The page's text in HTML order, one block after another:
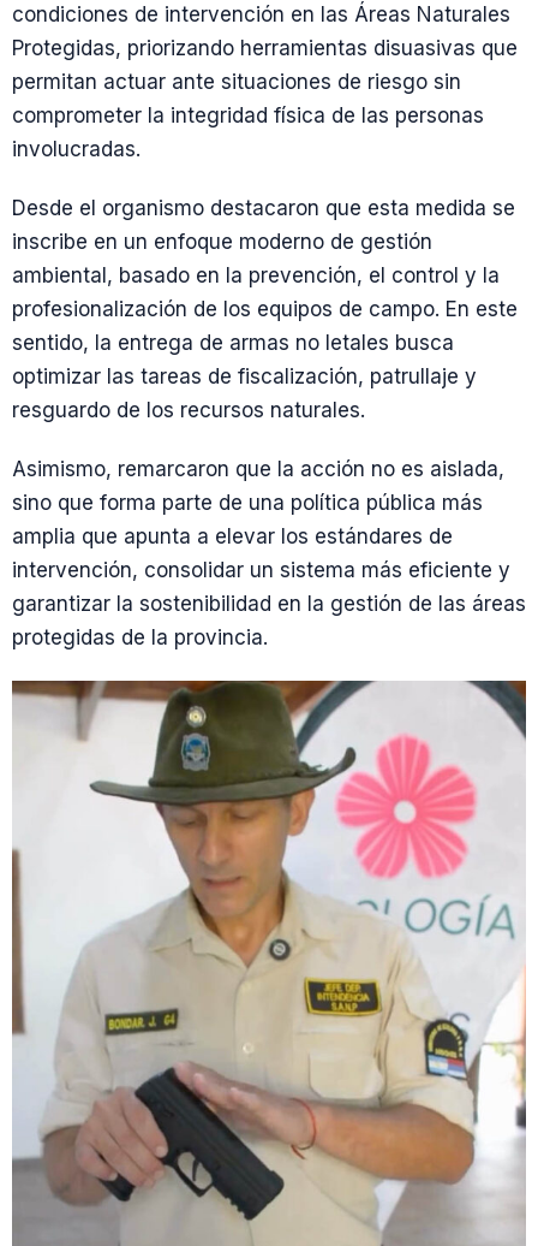
condiciones de intervención en las Áreas Naturales
Protegidas, priorizando herramientas disuasivas que
permitan actuar ante situaciones de riesgo sin
comprometer la integridad física de las personas
involucradas.
Desde el organismo destacaron que esta medida se
inscribe en un enfoque moderno de gestión
ambiental, basado en la prevención, el control y la
profesionalización de los equipos de campo. En este
sentido, la entrega de armas no letales busca
optimizar las tareas de fiscalización, patrullaje y
resguardo de los recursos naturales.
Asimismo, remarcaron que la acción no es aislada,
sino que forma parte de una política pública más
amplia que apunta a elevar los estándares de
intervención, consolidar un sistema más eficiente y
garantizar la sostenibilidad en la gestión de las áreas
protegidas de la provincia.